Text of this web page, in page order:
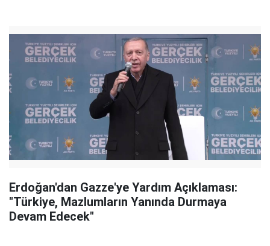
Erdoğan'dan Gazze'ye Yardım Açıklaması:
"Türkiye, Mazlumların Yanında Durmaya
Devam Edecek"